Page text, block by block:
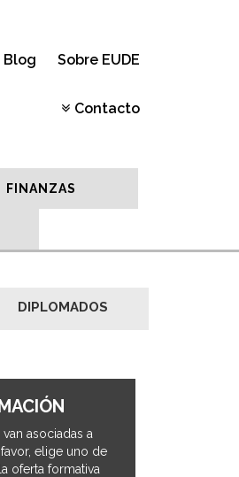
Blog Sobre EUDE
Contacto
FINANZAS
DIPLOMADOS
asociadas a
elige uno de
oferta formativa